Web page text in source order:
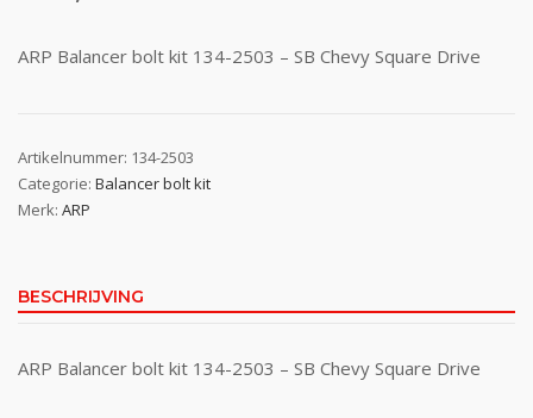
ARP Balancer bolt kit 134-2503 – SB Chevy Square Drive
Artikelnummer: 134-2503
Categorie: Balancer bolt kit
Merk: ARP
BESCHRIJVING
ARP Balancer bolt kit 134-2503 – SB Chevy Square Drive